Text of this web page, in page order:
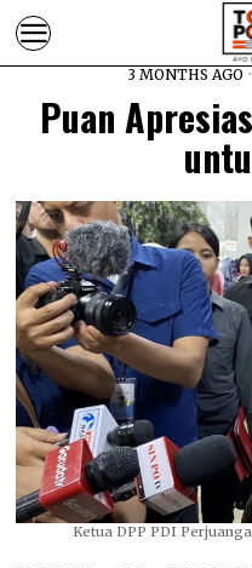
3 MONTHS AGO
Puan
Ketua DPP PDI